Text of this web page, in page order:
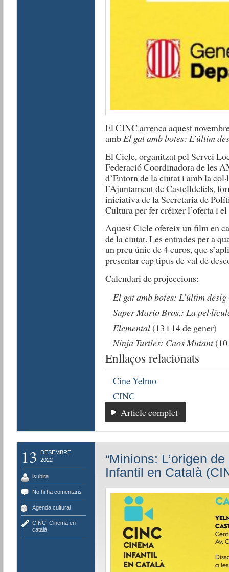
El CINC arrenca aquest
ambEl gat amb botes: L’últim
El Cicle, organitzat pel Servei
Federació Coordinadora de les
d’Entorn de la ciutat i amb la
l’Ajuntament de Castelldefels,
iniciativa de la Secretaria de
Cultura per fer créixer l’oferta i
Aquest Cicle ofereix un film en
de la ciutat. Les entrades per a
un preu únic de 4 euros, que
presentar cap tipus de val de
Calendari de projeccions:
El gat amb botes: L’últim desig
Super Mario Bros.: La
Elemental (13 i 14 de gener)
Ninja Turtles: Caos Mutant(10
Enllaços relacionats
Cine Yelmo
CINC
Article complet
13
DESEMBRE
2022
lsubira
No hi ha comentaris
Agenda cultural
CINC, Cinema en
català
“Minions: L’origen
Infantil en Català